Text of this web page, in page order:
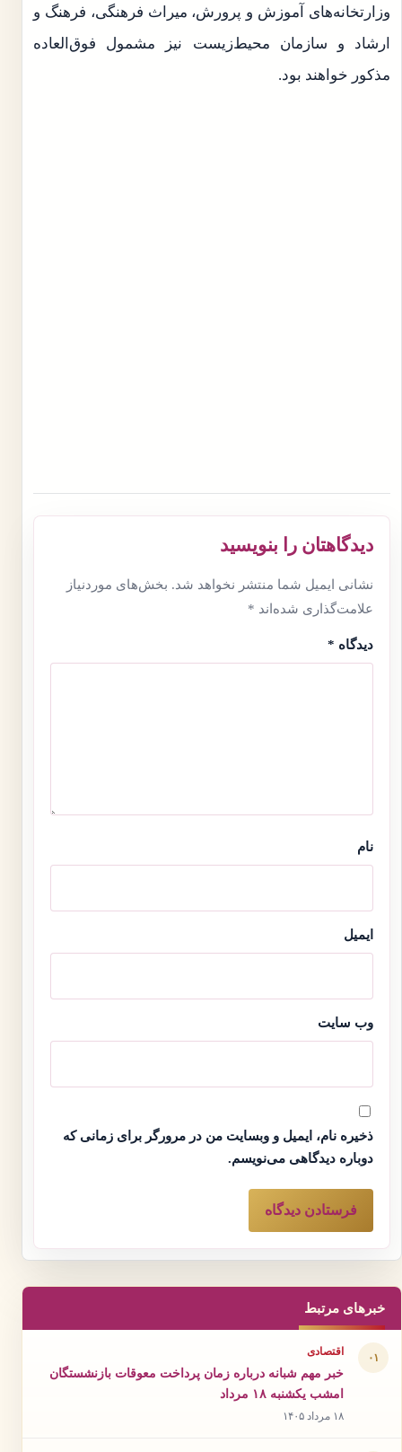
وزارتخانه‌های آموزش و پرورش، میراث فرهنگی، فرهنگ و
ارشاد و سازمان محیط‌زیست نیز مشمول فوق‌العاده
مذکور خواهند بود.
دیدگاهتان را بنویسید
نشانی ایمیل شما منتشر نخواهد شد. بخش‌های موردنیاز
علامت‌گذاری شده‌اند *
دیدگاه *
نام
ایمیل
وب‌ سایت
ذخیره نام، ایمیل و وبسایت من در مرورگر برای زمانی که
دوباره دیدگاهی می‌نویسم.
خبرهای مرتبط
۰۱ اقتصادی
خبر مهم شبانه درباره زمان پرداخت معوقات بازنشستگان
امشب یکشنبه ۱۸ مرداد
۱۸ مرداد ۱۴۰۵